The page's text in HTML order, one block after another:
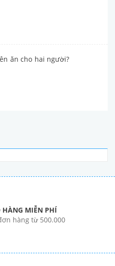
ăn cho hai người?
HÀNG MIỄN PHÍ
hàng từ 500.000